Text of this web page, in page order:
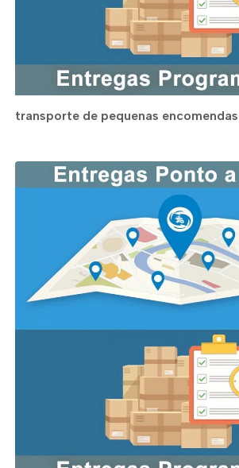
transporte de pequenas encomendas